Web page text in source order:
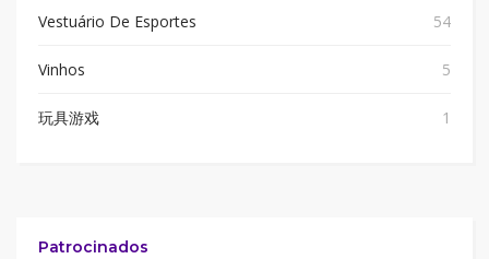
Vestuário De Esportes 54
Vinhos 5
玩具游戏 1
Patrocinados